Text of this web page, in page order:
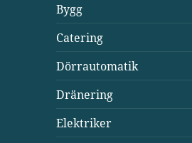
Bygg
Catering
Dörrautomatik
Dränering
Elektriker